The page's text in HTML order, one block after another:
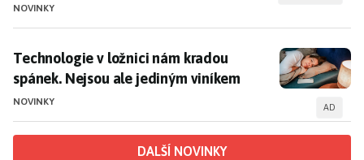
NOVINKY
Technologie v ložnici nám kradou spánek. Nejsou
Technologie v ložnici nám kradou
spánek. Nejsou ale jediným viníkem
NOVINKY AD
DALŠÍ NOVINKY